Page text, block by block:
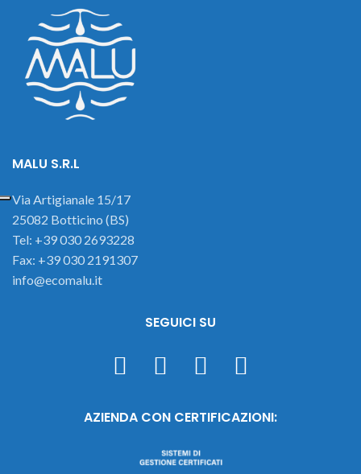
MALU S.R.L
Via Artigianale 15/17
25082 Botticino (BS)
Tel: +39 030 2693228
Fax: +39 030 2191307
info@ecomalu.it
SEGUICI SU
AZIENDA CON CERTIFICAZIONI: